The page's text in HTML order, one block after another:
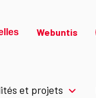
Webuntis
et projets